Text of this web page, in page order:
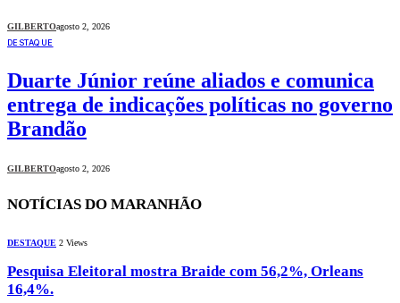
GILBERTOagosto 2, 2026
DESTAQUE
Duarte Júnior reúne aliados e comunica
entrega de indicações políticas no governo
Brandão
GILBERTOagosto 2, 2026
NOTÍCIAS DO MARANHÃO
DESTAQUE 2 Views
Pesquisa Eleitoral mostra Braide com 56,2%, Orleans
16,4%.